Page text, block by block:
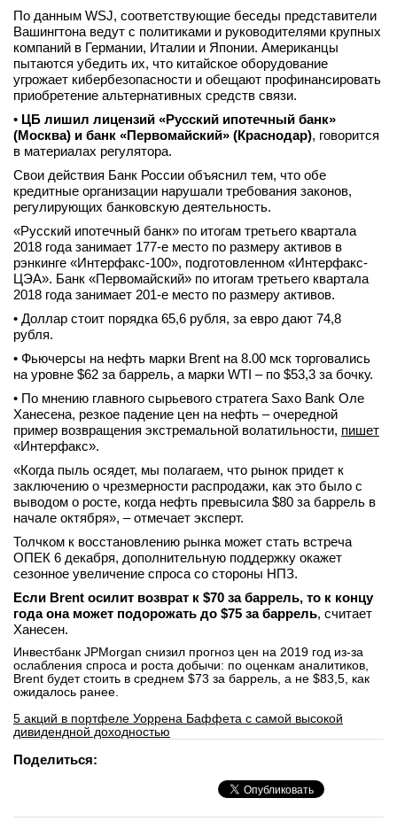
По данным WSJ, соответствующие беседы представители
Вашингтона ведут с политиками и руководителями крупных
компаний в Германии, Италии и Японии. Американцы
пытаются убедить их, что китайское оборудование
угрожает кибербезопасности и обещают профинансировать
приобретение альтернативных средств связи.
• ЦБ лишил лицензий «Русский ипотечный банк»
(Москва) и банк «Первомайский» (Краснодар), говорится
в материалах регулятора.
Свои действия Банк России объяснил тем, что обе
кредитные организации нарушали требования законов,
регулирующих банковскую деятельность.
«Русский ипотечный банк» по итогам третьего квартала
2018 года занимает 177-е место по размеру активов в
рэнкинге «Интерфакс-100», подготовленном «Интерфакс-
ЦЭА». Банк «Первомайский» по итогам третьего квартала
2018 года занимает 201-е место по размеру активов.
• Доллар стоит порядка 65,6 рубля, за евро дают 74,8
рубля.
• Фьючерсы на нефть марки Brent на 8.00 мск торговались
на уровне $62 за баррель, а марки WTI – по $53,3 за бочку.
• По мнению главного сырьевого стратега Saxo Bank Оле
Ханесена, резкое падение цен на нефть – очередной
пример возвращения экстремальной волатильности, пишет
«Интерфакс».
«Когда пыль осядет, мы полагаем, что рынок придет к
заключению о чрезмерности распродажи, как это было с
выводом о росте, когда нефть превысила $80 за баррель в
начале октября», – отмечает эксперт.
Толчком к восстановлению рынка может стать встреча
ОПЕК 6 декабря, дополнительную поддержку окажет
сезонное увеличение спроса со стороны НПЗ.
Если Brent осилит возврат к $70 за баррель, то к концу
года она может подорожать до $75 за баррель, считает
Ханесен.
Инвестбанк JPMorgan снизил прогноз цен на 2019 год из-за
ослабления спроса и роста добычи: по оценкам аналитиков,
Brent будет стоить в среднем $73 за баррель, а не $83,5, как
ожидалось ранее.
5 акций в портфеле Уоррена Баффета с самой высокой
дивидендной доходностью
Поделиться: